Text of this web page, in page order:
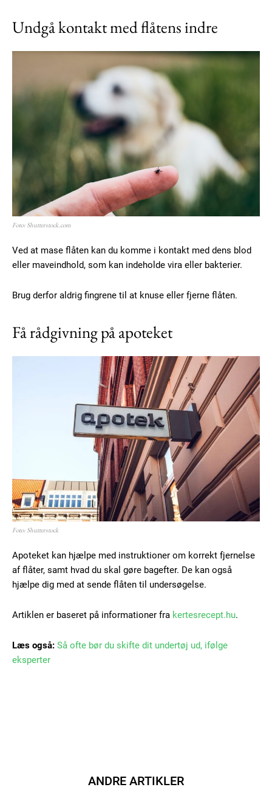
Undgå kontakt med flåtens indre
Foto: Shutterstock.com
Ved at mase flåten kan du komme i kontakt med dens blod
eller maveindhold, som kan indeholde vira eller bakterier.
Brug derfor aldrig fingrene til at knuse eller fjerne flåten.
Få rådgivning på apoteket
Foto: Shutterstock
Apoteket kan hjælpe med instruktioner om korrekt fjernelse
af flåter, samt hvad du skal gøre bagefter. De kan også
hjælpe dig med at sende flåten til undersøgelse.
Artiklen er baseret på informationer fra kertesrecept.hu.
Læs også: Så ofte bør du skifte dit undertøj ud, ifølge
eksperter
ANDRE ARTIKLER